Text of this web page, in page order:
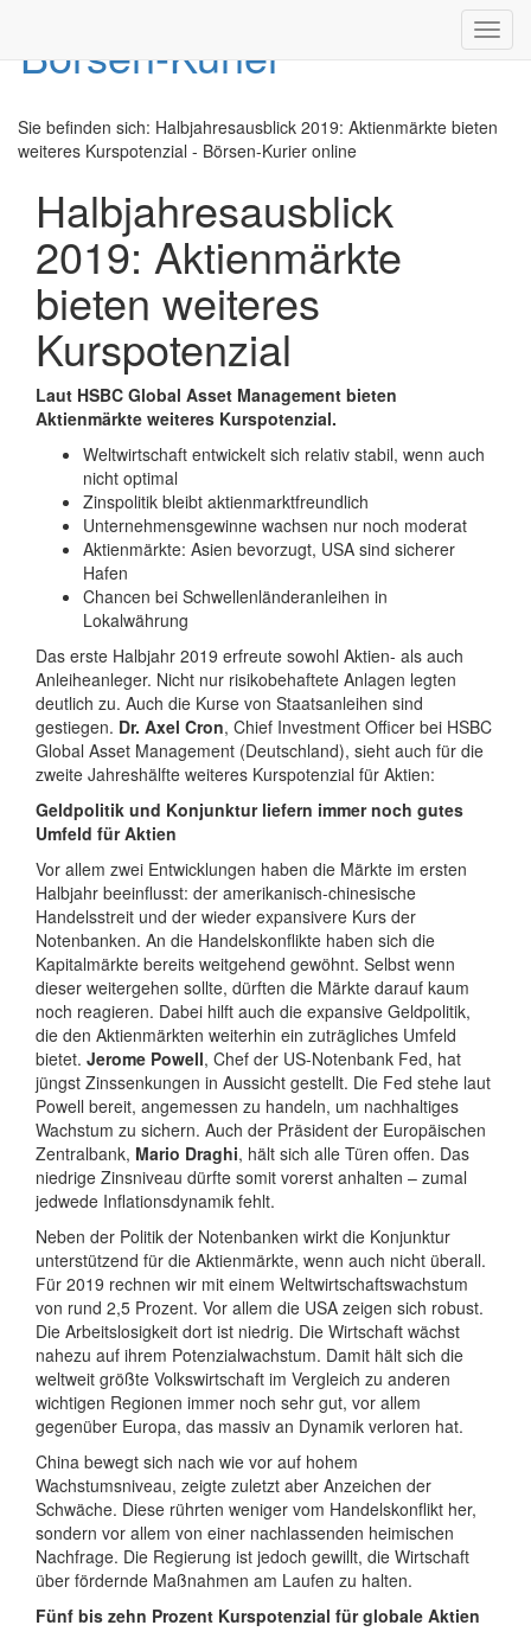
Sie befinden sich: Halbjahresausblick 2019: Aktienmärkte bieten
weiteres Kurspotenzial - Börsen-Kurier online
Halbjahresausblick
2019: Aktienmärkte
bieten weiteres
Kurspotenzial
Laut HSBC Global Asset Management bieten
Aktienmärkte weiteres Kurspotenzial.
Weltwirtschaft entwickelt sich relativ stabil, wenn auch
nicht optimal
Zinspolitik bleibt aktienmarktfreundlich
Unternehmensgewinne wachsen nur noch moderat
Aktienmärkte: Asien bevorzugt, USA sind sicherer
Hafen
Chancen bei Schwellenländeranleihen in
Lokalwährung
Das erste Halbjahr 2019 erfreute sowohl Aktien- als auch
Anleiheanleger. Nicht nur risikobehaftete Anlagen legten
deutlich zu. Auch die Kurse von Staatsanleihen sind
gestiegen. Dr. Axel Cron, Chief Investment Officer bei HSBC
Global Asset Management (Deutschland), sieht auch für die
zweite Jahreshälfte weiteres Kurspotenzial für Aktien:
Geldpolitik und Konjunktur liefern immer noch gutes
Umfeld für Aktien
Vor allem zwei Entwicklungen haben die Märkte im ersten
Halbjahr beeinflusst: der amerikanisch-chinesische
Handelsstreit und der wieder expansivere Kurs der
Notenbanken. An die Handelskonflikte haben sich die
Kapitalmärkte bereits weitgehend gewöhnt. Selbst wenn
dieser weitergehen sollte, dürften die Märkte darauf kaum
noch reagieren. Dabei hilft auch die expansive Geldpolitik,
die den Aktienmärkten weiterhin ein zuträgliches Umfeld
bietet. Jerome Powell, Chef der US-Notenbank Fed, hat
jüngst Zinssenkungen in Aussicht gestellt. Die Fed stehe laut
Powell bereit, angemessen zu handeln, um nachhaltiges
Wachstum zu sichern. Auch der Präsident der Europäischen
Zentralbank, Mario Draghi, hält sich alle Türen offen. Das
niedrige Zinsniveau dürfte somit vorerst anhalten – zumal
jedwede Inflationsdynamik fehlt.
Neben der Politik der Notenbanken wirkt die Konjunktur
unterstützend für die Aktienmärkte, wenn auch nicht überall.
Für 2019 rechnen wir mit einem Weltwirtschaftswachstum
von rund 2,5 Prozent. Vor allem die USA zeigen sich robust.
Die Arbeitslosigkeit dort ist niedrig. Die Wirtschaft wächst
nahezu auf ihrem Potenzialwachstum. Damit hält sich die
weltweit größte Volkswirtschaft im Vergleich zu anderen
wichtigen Regionen immer noch sehr gut, vor allem
gegenüber Europa, das massiv an Dynamik verloren hat.
China bewegt sich nach wie vor auf hohem
Wachstumsniveau, zeigte zuletzt aber Anzeichen der
Schwäche. Diese rührten weniger vom Handelskonflikt her,
sondern vor allem von einer nachlassenden heimischen
Nachfrage. Die Regierung ist jedoch gewillt, die Wirtschaft
über fördernde Maßnahmen am Laufen zu halten.
Fünf bis zehn Prozent Kurspotenzial für globale Aktien